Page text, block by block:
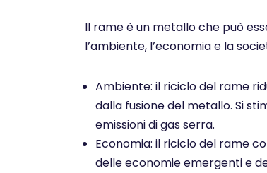
Il rame è un metallo che può
l’ambiente, l’economia e la
Ambiente: il riciclo del rame
dalla fusione del metallo. Si
emissioni di gas serra.
Economia: il riciclo del rame
delle economie emergenti e